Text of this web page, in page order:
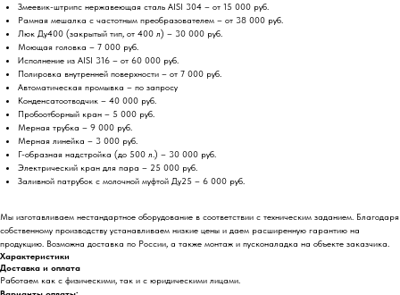
Змеевик-штрипс нержавеющая сталь AISI 304 – от 15 000 руб.
Рамная мешалка с частотным преобразователем – от 38 000 руб.
Люк Ду400 (закрытый тип, от 400 л) – 30 000 руб.
Моющая головка – 7 000 руб.
Исполнение из AISI 316 – от 60 000 руб.
Полировка внутренней поверхности – от 7 000 руб.
Автоматическая промывка – по запросу
Конденсатоотводчик – 40 000 руб.
Пробоотборный кран – 5 000 руб.
Мерная трубка – 9 000 руб.
Мерная линейка – 3 000 руб.
Г-образная надстройка (до 500 л.) – 30 000 руб.
Электрический кран для пара – 25 000 руб.
Заливной патрубок с молочной муфтой Ду25 – 6 000 руб.
Мы изготавливаем нестандартное оборудование в соответствии с техническим заданием. Благодаря
собственному производству устанавливаем низкие цены и даем расширенную гарантию на
продукцию. Возможна доставка по России, а также монтаж и пусконаладка на объекте заказчика.
Характеристики
Доставка и оплата
Работаем как с физическими, так и с юридическими лицами.